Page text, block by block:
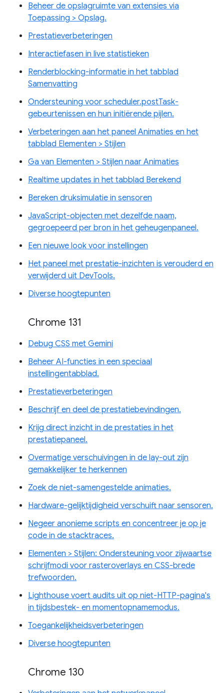
Beheer de opslagruimte van extensies via
Toepassing > Opslag.
Prestatieverbeteringen
Interactiefasen in live statistieken
Renderblocking-informatie in het tabblad
Samenvatting
Ondersteuning voor scheduler.postTask-
gebeurtenissen en hun initiërende pijlen.
Verbeteringen aan het paneel Animaties en het
tabblad Elementen > Stijlen
Ga van Elementen > Stijlen naar Animaties
Realtime updates in het tabblad Berekend
Bereken druksimulatie in sensoren
JavaScript-objecten met dezelfde naam,
gegroepeerd per bron in het geheugenpaneel.
Een nieuwe look voor instellingen
Het paneel met prestatie-inzichten is verouderd en
verwijderd uit DevTools.
Diverse hoogtepunten
Chrome 131
Debug CSS met Gemini
Beheer AI-functies in een speciaal
instellingentabblad.
Prestatieverbeteringen
Beschrijf en deel de prestatiebevindingen.
Krijg direct inzicht in de prestaties in het
prestatiepaneel.
Overmatige verschuivingen in de lay-out zijn
gemakkelijker te herkennen
Zoek de niet-samengestelde animaties.
Hardware-gelijktijdigheid verschuift naar sensoren.
Negeer anonieme scripts en concentreer je op je
code in de stacktraces.
Elementen > Stijlen: Ondersteuning voor zijwaartse
schrijfmodi voor rasteroverlays en CSS-brede
trefwoorden.
Lighthouse voert audits uit op niet-HTTP-pagina's
in tijdsbestek- en momentopnamemodus.
Toegankelijkheidsverbeteringen
Diverse hoogtepunten
Chrome 130